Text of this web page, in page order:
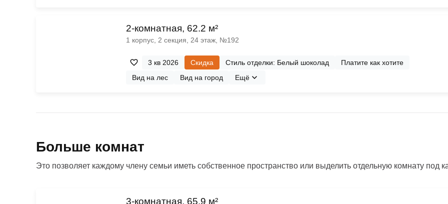
2-комнатная, 62.2 м²
1 корпус, 2 секция, 24 этаж, №192
3 кв 2026 Скидка Стиль отделки: Белый шоколад
Платите как хотите
Вид на лес
Вид на город Ещё
Больше комнат
Это позволяет каждому члену семьи иметь собственное пространство или выделить отдельную комнату под
3-комнатная, 65.9 м²